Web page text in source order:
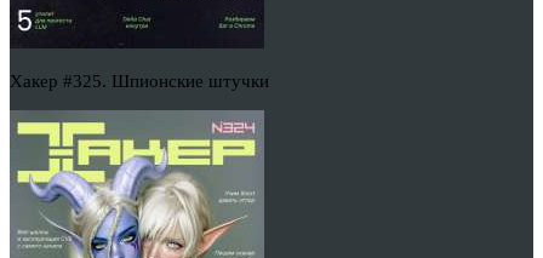
Хакер #325. Шпионские штучки